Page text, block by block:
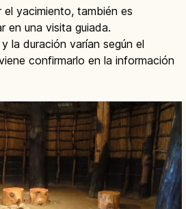
el yacimiento, también es
en una visita guiada.
la duración varían según el
confirmarlo en la información